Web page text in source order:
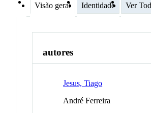
Visão geral Identidade Ver
autores
Jesus, Tiago
André Ferreira